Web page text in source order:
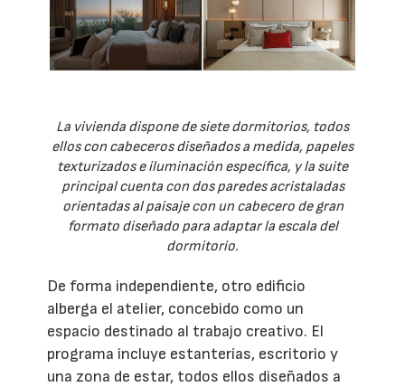
La vivienda dispone de siete dormitorios, todos
ellos con cabeceros diseñados a medida, papeles
texturizados e iluminación específica, y la suite
principal cuenta con dos paredes acristaladas
orientadas al paisaje con un cabecero de gran
formato diseñado para adaptar la escala del
dormitorio.
De forma independiente, otro edificio
alberga el atelier, concebido como un
espacio destinado al trabajo creativo. El
programa incluye estanterías, escritorio y
una zona de estar, todos ellos diseñados a